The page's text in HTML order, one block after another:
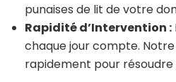
punaises de lit de votre
Rapidité d’Intervention :
chaque jour compte.
rapidement pour